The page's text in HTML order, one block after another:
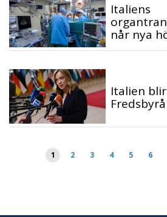
Italiens
når nya
Italien
Sidnumrering
för
1 2 3 4 5 6